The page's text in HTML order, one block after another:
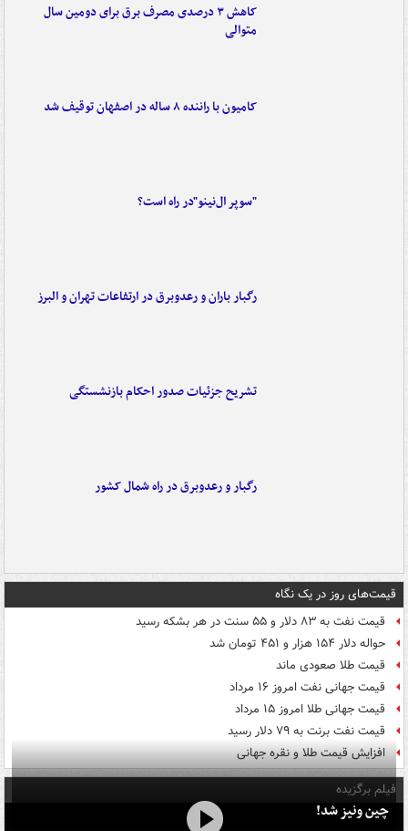
کاهش ۳ درصدی مصرف برق برای دومین سال
متوالی
کامیون با راننده ۸ ساله در اصفهان توقیف شد
"سوپر ال‌نینو"در راه است؟
رگبار باران و رعدوبرق در ارتفاعات تهران و البرز
تشریح جزئیات صدور احکام بازنشستگی
رگبار و رعدوبرق در راه شمال کشور
قیمت‌های روز در یک نگاه
قیمت نفت به ۸۳ دلار و ۵۵ سنت در هر بشکه رسید
حواله دلار ۱۵۴ هزار و ۴۵۱ تومان شد
قیمت طلا صعودی ماند
قیمت جهانی نفت امروز ۱۶ مرداد
قیمت جهانی طلا امروز ۱۵ مرداد
قیمت نفت برنت به ۷۹ دلار رسید
افزایش قیمت طلا و نقره جهانی
فیلم برگزیده
چین ونیز شد!